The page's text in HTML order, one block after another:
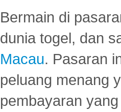
Bermain di
dunia togel, dan
Macau. Pasaran
peluang menang
pembayaran